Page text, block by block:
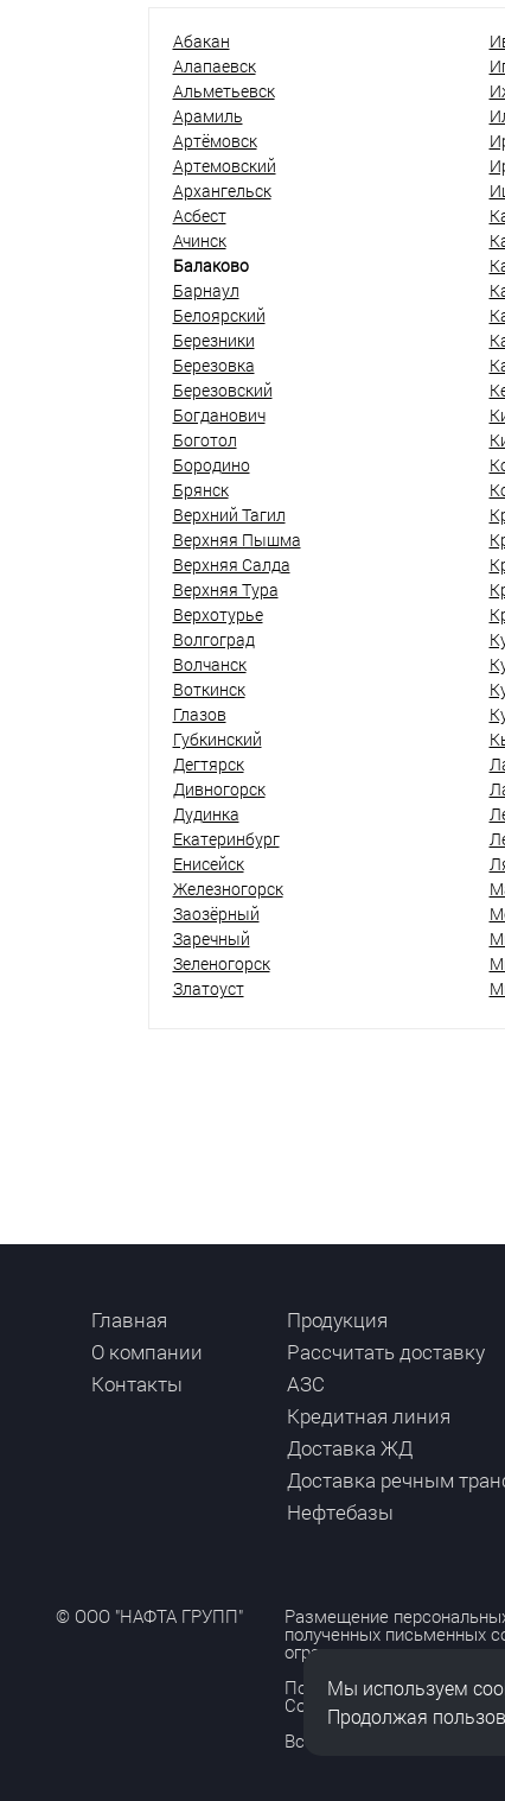
Абакан
Алапаевск
Альметьевск
Арамиль
Артёмовск
Артемовский
Архангельск
Асбест
Ачинск
Балаково
Барнаул
Белоярский
Березники
Березовка
Березовский
Богданович
Боготол
Бородино
Брянск
Верхний Тагил
Верхняя Пышма
Верхняя Салда
Верхняя Тура
Верхотурье
Волгоград
Волчанск
Воткинск
Глазов
Губкинский
Дегтярск
Дивногорск
Дудинка
Екатеринбург
Енисейск
Железногорск
Заозёрный
Заречный
Зеленогорск
Златоуст
Главная
О компании
Контакты
Продукция
Рассчитать доставку
АЗС
Кредитная линия
Доставка ЖД
Доставка речным
Нефтебазы
© ООО "НАФТА ГРУПП" Размещение
полученных письменных
ограничено и
Политика обработки
Согласие на обработку
Все права защищены
Мы используем
Продолжая